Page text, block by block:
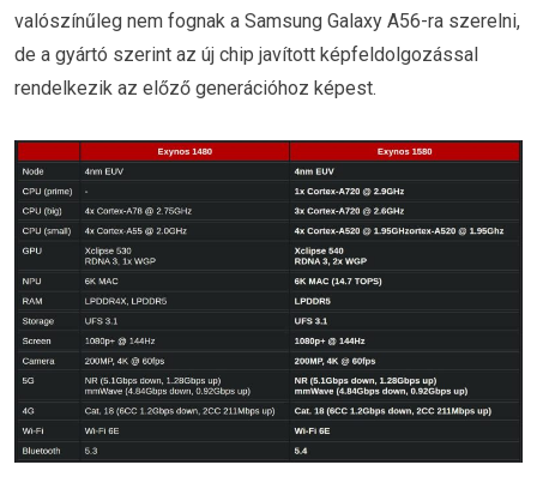
valószínűleg nem fognak a Samsung Galaxy A56-ra szerelni,
de a gyártó szerint az új chip javított képfeldolgozással
rendelkezik az előző generációhoz képest.